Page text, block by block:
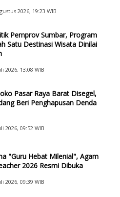
2026, 19:23 WIB
Pemprov Sumbar, Program
Satu Destinasi Wisata Dinilai
2026, 13:08 WIB
Pasar Raya Barat Disegel,
Beri Penghapusan Denda
2026, 09:52 WIB
"Guru Hebat Milenial", Agam
2026 Resmi Dibuka
2026, 09:39 WIB